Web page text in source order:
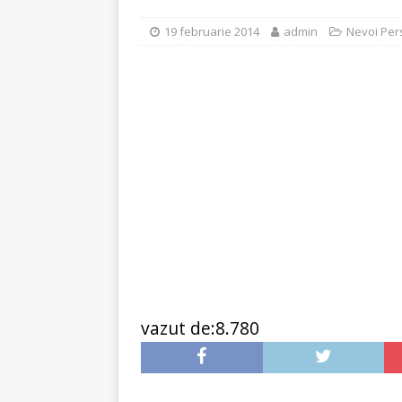
[ 6 ianuarie 2025 ]
19 februarie 2014 admin Nevoi
vazut de:8.780